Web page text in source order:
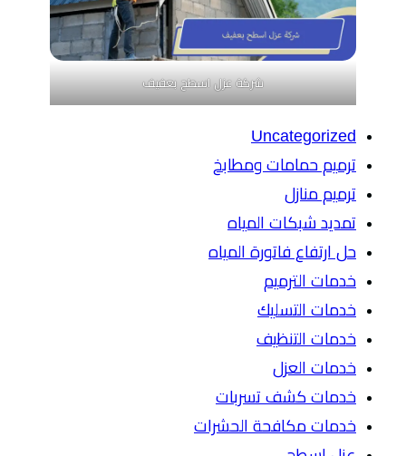
شركة عزل اسطح بعفيف
Uncategorized
ترميم حمامات ومطابخ
ترميم منازل
تمديد شبكات المياه
حل ارتفاع فاتورة المياه
خدمات الترميم
خدمات التسليك
خدمات التنظيف
خدمات العزل
خدمات كشف تسربات
خدمات مكافحة الحشرات